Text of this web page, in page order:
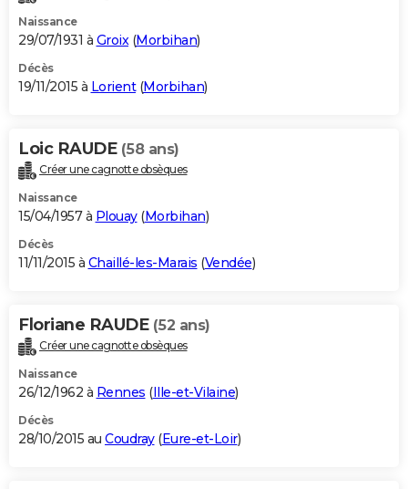
Naissance
29/07/1931 à Groix(Morbihan)
Décès
19/11/2015 à Lorient(Morbihan)
Loic RAUDE (58 ans)
Créer une cagnotte obsèques
Naissance
15/04/1957 à Plouay(Morbihan)
Décès
11/11/2015 à Chaillé-les-Marais (Vendée)
Floriane RAUDE (52 ans)
Créer une cagnotte obsèques
Naissance
26/12/1962 à Rennes (Ille-et-Vilaine)
Décès
28/10/2015 au Coudray(Eure-et-Loir)